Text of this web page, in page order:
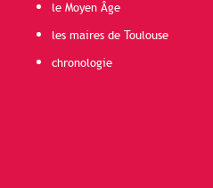
le Moyen Âge
les maires de Toulouse
chronologie